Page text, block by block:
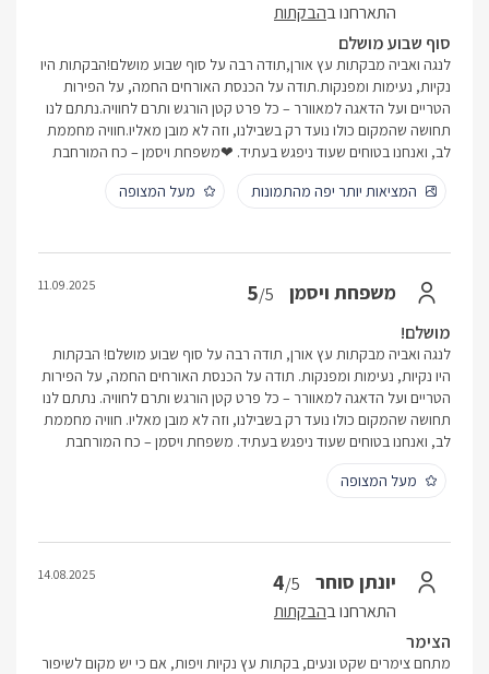
התארחנו בהבקתות
סוף שבוע מושלם
לנגה ואביה מבקתות עץ אורן,תודה רבה על סוף שבוע מושלם!הבקתות היו
נקיות, נעימות ומפנקות.תודה על הכנסת האורחים החמה, על הפירות
הטריים ועל הדאגה למאוורר – כל פרט קטן הורגש ותרם לחוויה.נתתם לנו
תחושה שהמקום כולו נועד רק בשבילנו, וזה לא מובן מאליו.חוויה מחממת
לב, ואנחנו בטוחים שעוד ניפגש בעתיד. ❤משפחת ויסמן – כח המורחבת
המציאות יותר יפה מהתמונות
מעל המצופה
משפחת ויסמן 5/5
11.09.2025
מושלם!
לנגה ואביה מבקתות עץ אורן, תודה רבה על סוף שבוע מושלם! הבקתות
היו נקיות, נעימות ומפנקות. תודה על הכנסת האורחים החמה, על הפירות
הטריים ועל הדאגה למאוורר – כל פרט קטן הורגש ותרם לחוויה. נתתם לנו
תחושה שהמקום כולו נועד רק בשבילנו, וזה לא מובן מאליו. חוויה מחממת
לב, ואנחנו בטוחים שעוד ניפגש בעתיד. משפחת ויסמן – כח המורחבת
מעל המצופה
יונתן סוחר 4/5
התארחנו בהבקתות
14.08.2025
הצימר
מתחם צימרים שקט ונעים, בקתות עץ נקיות ויפות, אם כי יש מקום לשיפור